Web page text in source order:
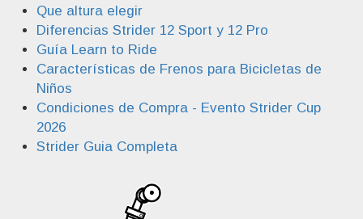
Que altura elegir
Diferencias Strider 12 Sport y 12 Pro
Guía Learn to Ride
Características de Frenos para Bicicletas de
Niños
Condiciones de Compra - Evento Strider Cup
2026
Strider Guia Completa